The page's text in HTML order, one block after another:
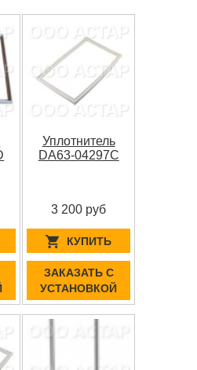
Уплотнитель
DA63-04297C
3 200 руб
КУПИТЬ
ЗАКАЗАТЬ С
УСТАНОВКОЙ